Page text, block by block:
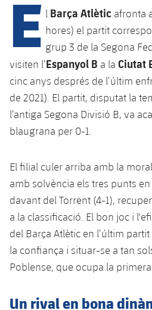
plusicon
més
Instal·lacions
Spotify Camp Nou
Palau Blaugrana
Estadi Johan Cruyff
Barça Cafe
Ciutat Esportiva
La Masia
plusicon
més
Serveis
Serveis Mèdics
Accessibilitat
plusicon
més
SUB13
SUB12
SUB11 A
SUB11 B
SUB10 B
SUB9 A
SUB9 B
SUB13 B
SUB12 C
SUB11 C
Entrades
Gameday Shows
Resultats
Classificacions
Fotos
Història
Palmarès
Barça Atlètic
Junior
Cadet A
Infantil B
Mini
PLUSICON
MÉS
Primer Equip
plusicon
més
Actualitat
Calendari
Resultats
Classificació
Jugadors
Barça Atlètic
plusicon
més
Actualitat
Calendari
Classificació
Jugadors
Base
plusicon
més
Actualitat
Juvenil
Cadet B
PLUSICON
MÉS
Primer equip
plusicon
més
Actualitat
Barça Atlètic
plusicon
més
Actualitat
Base
plusicon
més
Actualitat
Campus Verano
E l Barça Atlètic afronta
hores) el partit
grup 3 de la Segona
visiten l’Espanyol B a la Ciutat
cinc anys després de l’últim
de 2021). El partit, disputat la
l’antiga Segona Divisió B, va
blaugrana per 0-1.
El filial culer arriba amb la
amb solvència els tres punts
davant del Torrent (4-1),
a la classificació. El bon joc i
del Barça Atlètic en l’últim
la confiança i situar-se a tan
Poblense, que ocupa la
Un rival en bona